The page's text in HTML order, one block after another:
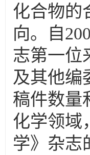
化合物的
向。自
志第一位
及其他编
稿件数量
化学领域
学》杂志